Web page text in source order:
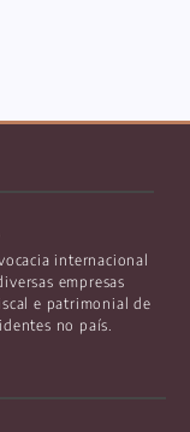
internacional
empresas
e patrimonial de
no país.